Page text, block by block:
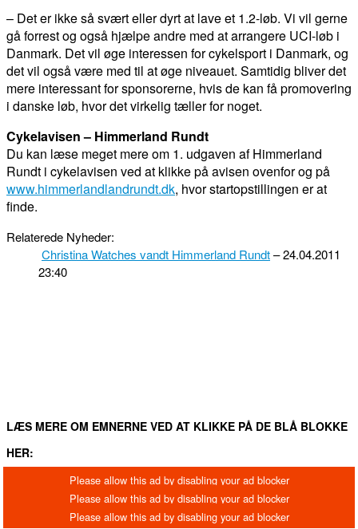
– Det er ikke så svært eller dyrt at lave et 1.2-løb. Vi vil gerne
gå forrest og også hjælpe andre med at arrangere UCI-løb i
Danmark. Det vil øge interessen for cykelsport i Danmark, og
det vil også være med til at øge niveauet. Samtidig bliver det
mere interessant for sponsorerne, hvis de kan få promovering
i danske løb, hvor det virkelig tæller for noget.
Cykelavisen – Himmerland Rundt
Du kan læse meget mere om 1. udgaven af Himmerland
Rundt i cykelavisen ved at klikke på avisen ovenfor og på
www.himmerlandlandrundt.dk, hvor startopstillingen er at
finde.
Relaterede Nyheder:
Christina Watches vandt Himmerland Rundt– 24.04.2011
23:40
LÆS MERE OM EMNERNE VED AT KLIKKE PÅ DE BLÅ BLOKKE
HER: